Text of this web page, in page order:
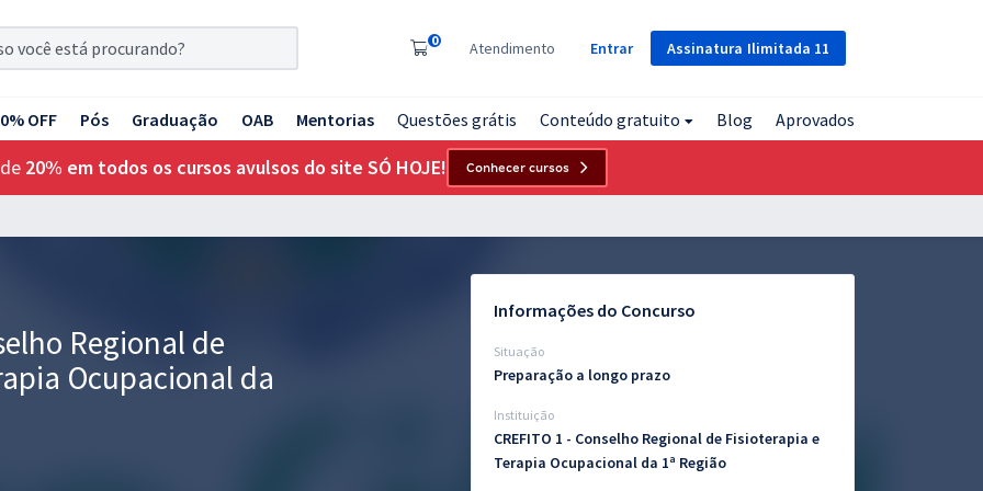
Assinatura Ilimitada 11
0 Atendimento Entrar
OFF Pós Graduação OAB Mentorias Questões grátis Conteúdo gratuito Blog Aprovados
20% em todos os cursos avulsos do site SÓ HOJE! Conhecer cursos
Regional de
Ocupacional da
Informações do Concurso
Situação
Preparação a longo prazo
Instituição
CREFITO 1 - Conselho Regional de Fisioterapia e
Terapia Ocupacional da 1ª Região